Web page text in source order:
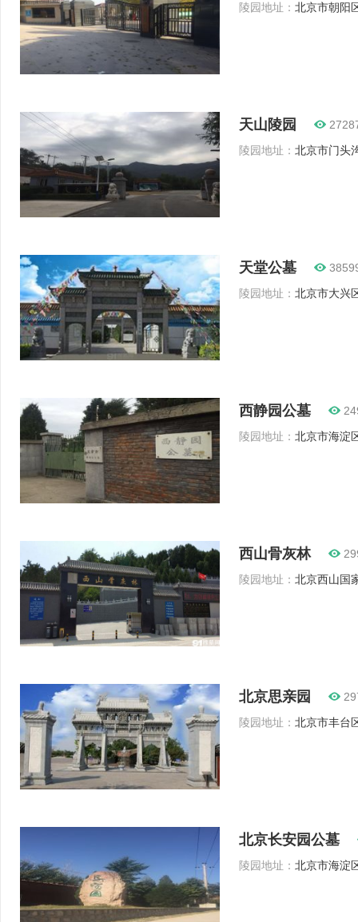
陵园地址： 北京市朝阳
天山陵园
陵园地址： 北京市门头
天堂公墓
陵园地址： 北京市大兴
西静园公墓
陵园地址： 北京市海淀
西山骨灰林
陵园地址： 北京西山国
北京思亲园
陵园地址： 北京市丰台
北京长安园公墓
陵园地址： 北京市海淀